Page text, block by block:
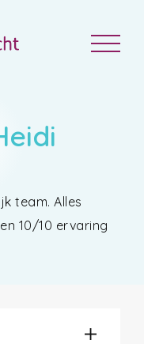
team. Alles
10/10 ervaring